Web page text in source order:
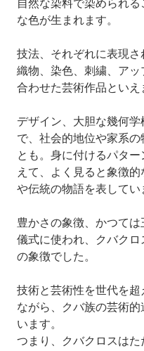
自然な染料で染められ
な色が生まれます。
技法、それぞれに表現さ
織物、染色、刺繍、アッ
合わせた芸術作品といえ
デザイン、大胆な幾何学
で、社会的地位や家系の
とも。身に付けるパター
えて、よく見ると象徴的
や伝統の物語を表してい
豊かさの象徴、かつては
儀式に使われ、クバクロ
の象徴でした。
技術と芸術性を世代を超
ながら、クバ族の芸術的
います。
つまり、クバクロスはた